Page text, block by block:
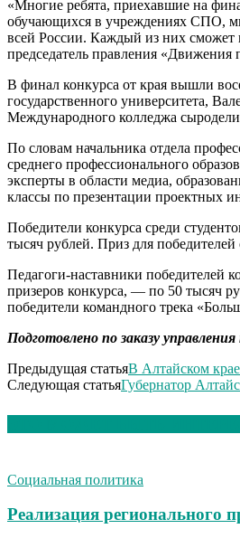
«Многие ребята, приехавшие на
обучающихся в учреждениях СПО,
всей России. Каждый из них сможет
председатель правления
В финал конкурса от края вышли
государственного университета,
Международного колледжа
По словам начальника отдела
среднего профессионального
эксперты в области медиа,
классы по презентации проектных
Победители конкурса среди
тысяч рублей. Приз для
Педагоги-наставники победителей
призеров конкурса, — по 50 тысяч
победители командного трека
Подготовлено по заказу
Предыдущая статьяВ Алтайском
Следующая статьяГубернатор
Социальная политика
Реализация регионального